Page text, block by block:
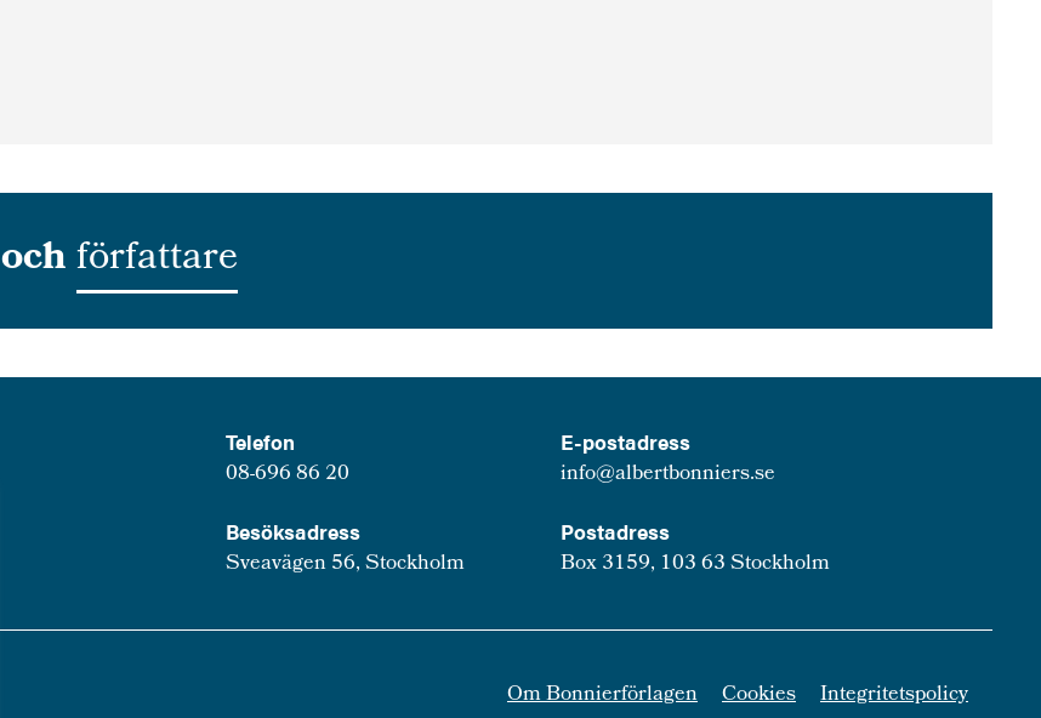
ochförfattare
Telefon
08-696 86 20
E-postadress
info@albertbonniers.se
Besöksadress
Sveavägen 56, Stockholm
Postadress
Box 3159, 103 63 Stockholm
Om Bonnierförlagen Cookies Integritetspolicy